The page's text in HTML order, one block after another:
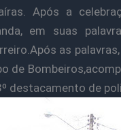
Após a
em suas
as
de
destacamento de